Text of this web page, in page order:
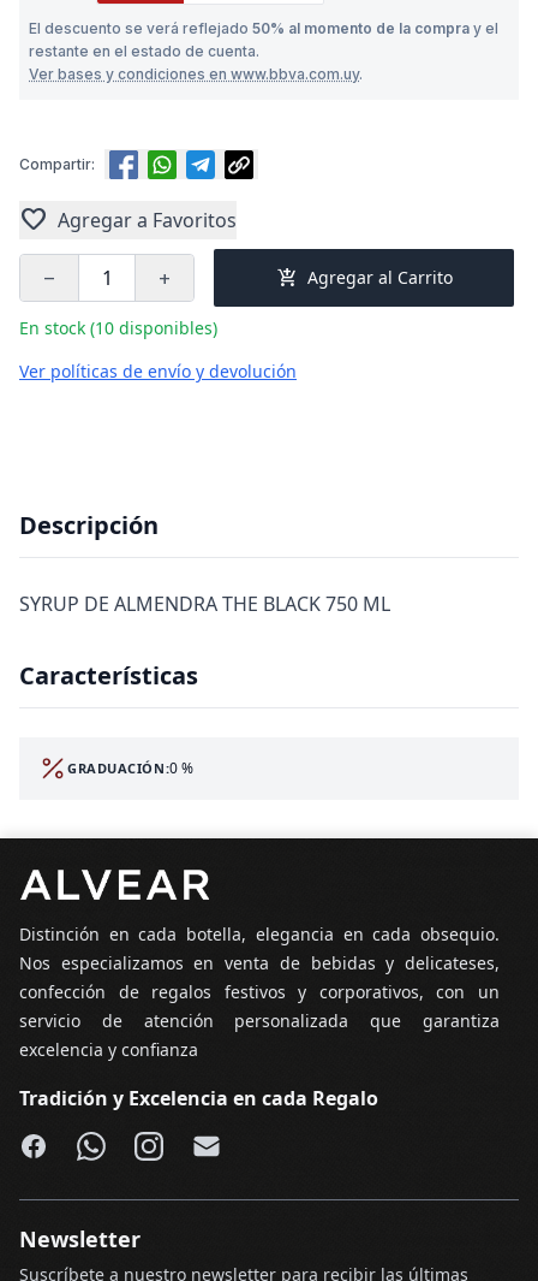
El descuento se verá reflejado 50% al momento de la compra y el
restante en el estado de cuenta.
Ver bases y condiciones en www.bbva.com.uy.
Compartir:
favorite Agregar a Favoritos
remove add add_shopping_cart Agregar al Carrito
En stock (10 disponibles)
Ver políticas de envío y devolución
Descripción
SYRUP DE ALMENDRA THE BLACK 750 ML
Características
GRADUACIÓN:0 %
Distinción en cada botella, elegancia en cada obsequio.
Nos especializamos en venta de bebidas y delicateses,
confección de regalos festivos y corporativos, con un
servicio de atención personalizada que garantiza
excelencia y confianza
Tradición y Excelencia en cada Regalo
Facebook
WhatsApp
Instagram
Email
Newsletter
Suscríbete a nuestro newsletter para recibir las últimas